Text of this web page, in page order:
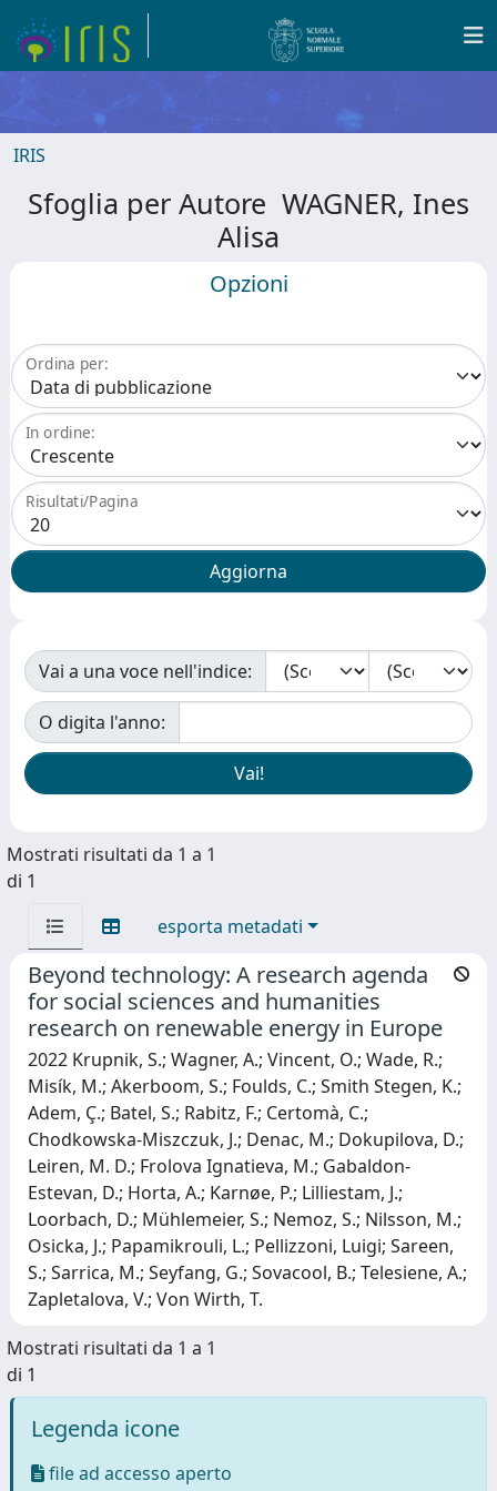
IRIS
Sfoglia per Autore WAGNER, Ines
Alisa
Opzioni
Ordina per:
In ordine:
Risultati/Pagina
Vai a una voce nell'indice:
O digita l'anno:
Mostrati risultati da 1 a 1
di 1
esporta metadati
Beyond technology: A research agenda
for social sciences and humanities
research on renewable energy in Europe
2022 Krupnik, S.; Wagner, A.; Vincent, O.; Wade, R.;
Misík, M.; Akerboom, S.; Foulds, C.; Smith Stegen, K.;
Adem, Ç.; Batel, S.; Rabitz, F.; Certomà, C.;
Chodkowska-Miszczuk, J.; Denac, M.; Dokupilova, D.;
Leiren, M. D.; Frolova Ignatieva, M.; Gabaldon-
Estevan, D.; Horta, A.; Karnøe, P.; Lilliestam, J.;
Loorbach, D.; Mühlemeier, S.; Nemoz, S.; Nilsson, M.;
Osicka, J.; Papamikrouli, L.; Pellizzoni, Luigi; Sareen,
S.; Sarrica, M.; Seyfang, G.; Sovacool, B.; Telesiene, A.;
Zapletalova, V.; Von Wirth, T.
Mostrati risultati da 1 a 1
di 1
Legenda icone
file ad accesso aperto